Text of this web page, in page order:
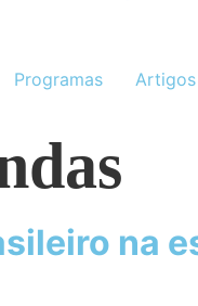
Programas Artigos
na